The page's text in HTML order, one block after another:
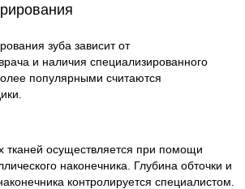
зуба зависит от
и наличия специализированного
популярными считаются
тканей осуществляется при помощи
наконечника. Глубина обточки и
контролируется специалистом.